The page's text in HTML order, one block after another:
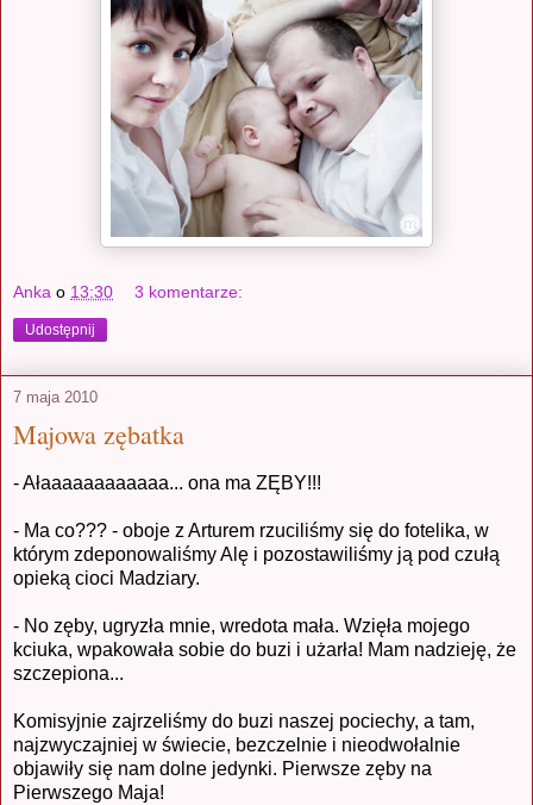
Anka o 13:30 3 komentarze:
Udostępnij
7 maja 2010
Majowa zębatka
- Ałaaaaaaaaaaaa... ona ma ZĘBY!!!
- Ma co??? - oboje z Arturem rzuciliśmy się do fotelika, w
którym zdeponowaliśmy Alę i pozostawiliśmy ją pod czułą
opieką cioci Madziary.
- No zęby, ugryzła mnie, wredota mała. Wzięła mojego
kciuka, wpakowała sobie do buzi i użarła! Mam nadzieję, że
szczepiona...
Komisyjnie zajrzeliśmy do buzi naszej pociechy, a tam,
najzwyczajniej w świecie, bezczelnie i nieodwołalnie
objawiły się nam dolne jedynki. Pierwsze zęby na
Pierwszego Maja!